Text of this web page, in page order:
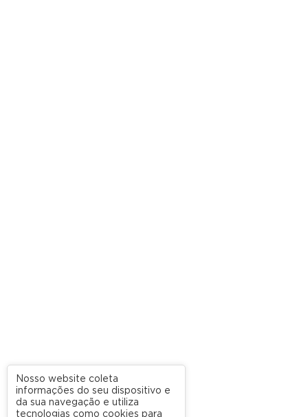
Nosso website coleta
informações do seu dispositivo e
da sua navegação e utiliza
tecnologias como cookies para